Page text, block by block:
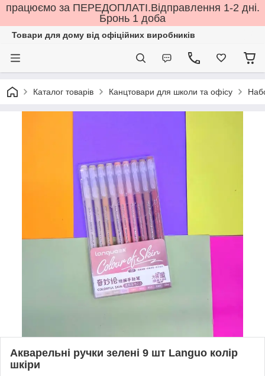
працюємо за ПЕРЕДОПЛАТІ.Відправлення 1-2 дні.
Бронь 1 доба
Товари для дому від офіційних виробників
Каталог товарів Канцтовари для школи та офісу
Акварельні ручки зелені 9 шт Languo колір
шкіри